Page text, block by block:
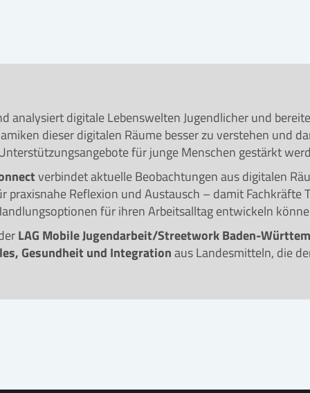
analysiert digitale Lebenswelten Jugendlicher und
dieser digitalen Räume besser zu verstehen und
für junge Menschen gestärkt
verbindet aktuelle Beobachtungen aus digitalen
praxisnahe Reflexion und Austausch – damit Fachkräfte
für ihren Arbeitsalltag entwickeln
LAG Mobile Jugendarbeit/Streetwork Baden-
Gesundheit und Integrationaus Landesmitteln, die